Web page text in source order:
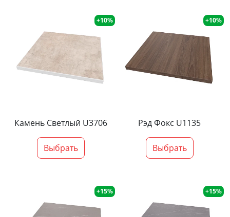
+10%
Камень Светлый U3706
Выбрать
+10%
Рэд Фокс U1135
Выбрать
+15% +15%